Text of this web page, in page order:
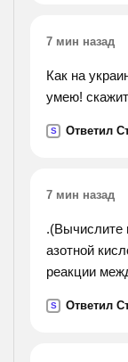
7 мин назад
Как на
умею!
S Ответил
7 мин назад
.(Вычислите
азотной
реакции
оксида
S Ответил